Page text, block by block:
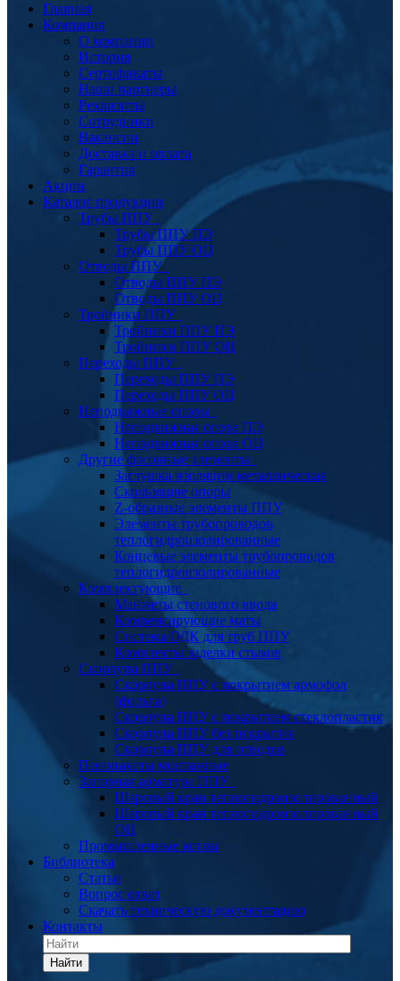
Главная
Компания
О компании
История
Сертификаты
Наши партнеры
Реквизиты
Сотрудники
Вакансии
Доставка и оплата
Гарантия
Акции
Каталог продукции
Трубы ППУ
Трубы ППУ ПЭ
Трубы ППУ ОЦ
Отводы ППУ
Отводы ППУ ПЭ
Отводы ППУ ОЦ
Тройники ППУ
Тройники ППУ ПЭ
Тройники ППУ ОЦ
Переходы ППУ
Переходы ППУ ПЭ
Переходы ППУ ОЦ
Неподвижные опоры
Неподвижная опора ПЭ
Неподвижная опора ОЦ
Другие фасонные элементы
Заглушка изоляции металлическая
Скользящие опоры
Z-образные элементы ППУ
Элементы трубопроводов
теплогидроизолированные
Концевые элементы трубопроводов
теплогидроизолированные
Комплектующие
Манжеты стенового ввода
Компенсирующие маты
Система ОДК для труб ППУ
Комплекты заделки стыков
Скорлупа ППУ
Скорлупа ППУ с покрытием армофол
(фольга)
Скорлупа ППУ с покрытием стеклопластик
Скорлупа ППУ без покрытия
Скорлупа ППУ для отводов
Пенопакеты монтажные
Запорная арматура ППУ
Шаровый кран теплогидроизолированный
Шаровый кран теплогидроизолированный
ОЦ
Промышленные котлы
Библиотека
Статьи
Вопрос ответ
Скачать техническую документацию
Контакты
Найти